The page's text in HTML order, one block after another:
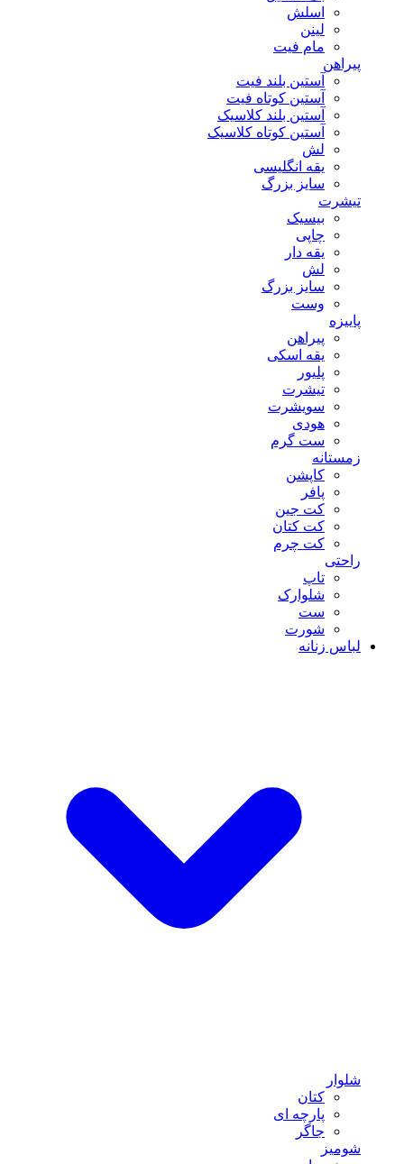
اسلش
لینن
مام فیت
پیراهن
آستین بلند فیت
آستین کوتاه فیت
آستین بلند کلاسیک
آستین کوتاه کلاسیک
لش
یقه انگلیسی
سایز بزرگ
تیشرت
بیسیک
چاپی
یقه دار
لش
سایز بزرگ
وست
پاییزه
پیراهن
یقه اسکی
پلیور
تیشرت
سویشرت
هودی
ست گرم
زمستانه
کاپشن
پافر
کت جین
کت کتان
کت چرم
راحتی
تاپ
شلوارک
ست
شورت
لباس زنانه
شلوار
کتان
پارچه ای
جاگر
شومیز